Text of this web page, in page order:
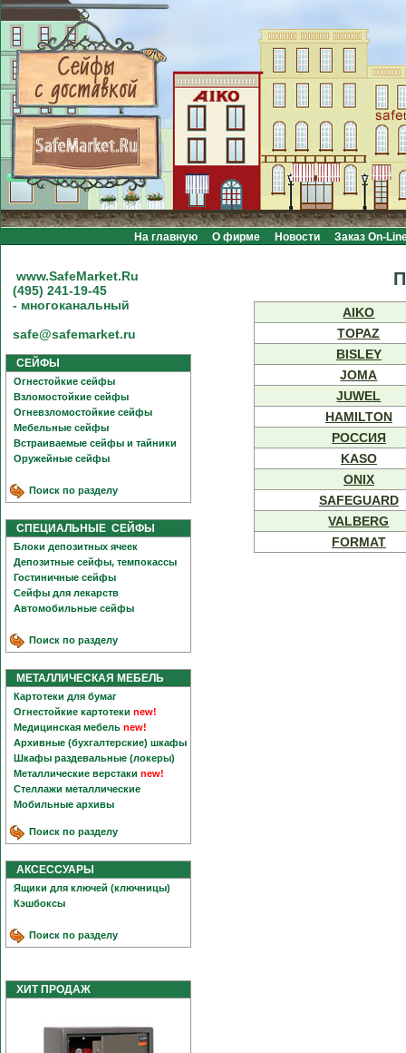
На главную О фирме Новости Заказ On-
www.SafeMarket.Ru
(495) 241-19-45
- многоканальный
safe@safemarket.ru
СЕЙФЫ
Огнестойкие сейфы
Взломостойкие сейфы
Огневзломостойкие сейфы
Мебельные сейфы
Встраиваемые сейфы и тайники
Оружейные сейфы
Поиск по разделу
СПЕЦИАЛЬНЫЕ СЕЙФЫ
Блоки депозитных ячеек
Депозитные сейфы, темпокассы
Гостиничные сейфы
Сейфы для лекарств
Автомобильные сейфы
Поиск по разделу
МЕТАЛЛИЧЕСКАЯ МЕБЕЛЬ
Картотеки для бумаг
Огнестойкие картотеки new!
Медицинская мебель new!
Архивные (бухгалтерские) шкафы
Шкафы раздевальные (локеры)
Металлические верстаки new!
Стеллажи металлические
Мобильные архивы
Поиск по разделу
АКСЕССУАРЫ
Ящики для ключей (ключницы)
Кэшбоксы
Поиск по разделу
ХИТ ПРОДАЖ
AIKO
TOPAZ
BISLEY
JOMA
JUWEL
HAMILTON
РОССИЯ
KASO
ONIX
SAFEGUARD
VALBERG
FORMAT